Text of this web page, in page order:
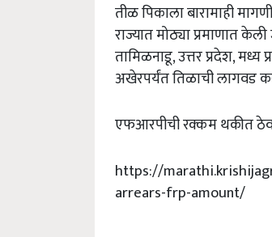
तीळ पिकाला बारामाही
राज्यात मोठ्या प्रमाणात
तामिळनाडू, उत्तर प्रदेश,
अखेरपर्यंत तिळाची लागवड
एफआरपीची रक्कम थकीत
https://
arrears-frp-amount/